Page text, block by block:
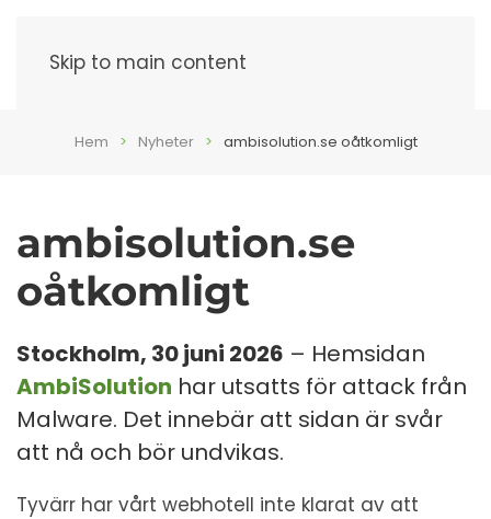
Skip to main content
Hem Nyheter ambisolution.se oåtkomligt
ambisolution.se
oåtkomligt
Stockholm, 30 juni 2026 – Hemsidan
AmbiSolution har utsatts för attack från
Malware. Det innebär att sidan är svår
att nå och bör undvikas.
Tyvärr har vårt webhotell inte klarat av att